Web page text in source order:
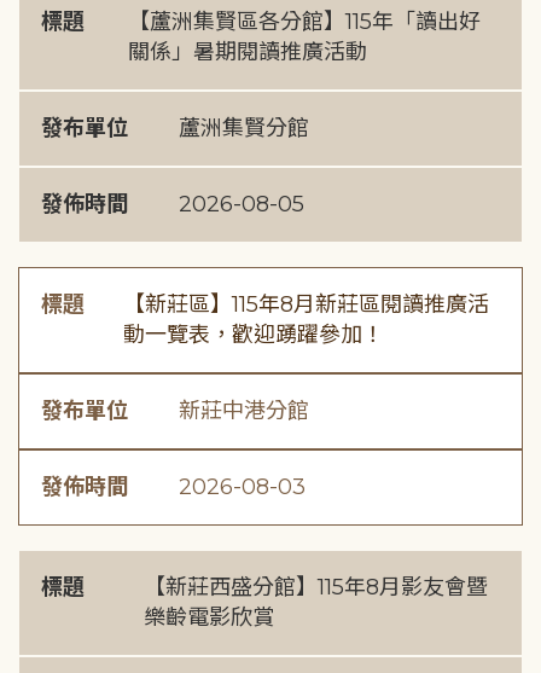
標題
【蘆洲集賢區各分館】115年「讀出好
關係」暑期閱讀推廣活動
發布單位 蘆洲集賢分館
發佈時間 2026-08-05
標題
【新莊區】115年8月新莊區閱讀推廣活
動一覽表，歡迎踴躍參加！
發布單位 新莊中港分館
發佈時間 2026-08-03
標題
【新莊西盛分館】115年8月影友會暨
樂齡電影欣賞